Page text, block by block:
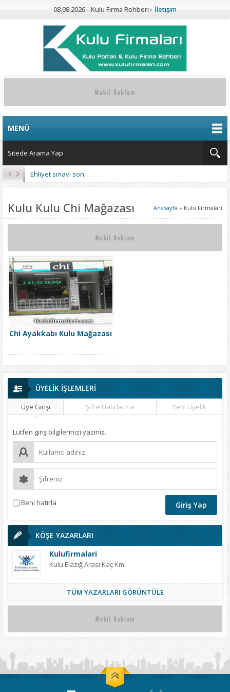
08.08.2026 - Kulu Firma Rehberi İletişim
MENÜ
Ehliyet sınavı sonuçları açıklandı
Anasayfa » Kulu Firmalari
Kulu Kulu Chi Mağazası
Chi Ayakkabı Kulu Mağazası
ÜYELİK İŞLEMLERİ
Üye Girişi Şifre Hatırlatma Yeni Üyelik
Lütfen giriş bilgilerinizi yazınız.
Beni hatırla
KÖŞE YAZARLARI
Kulufirmalari
Kulu Elazığ Arası Kaç Km
TÜM YAZARLARI GÖRÜNTÜLE